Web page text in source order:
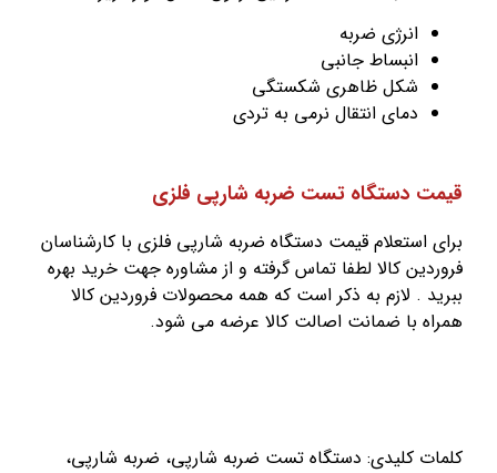
انرژی ضربه
انبساط جانبی
شکل ظاهری شکستگی
دمای انتقال نرمی به تردی
دستگاه تست ضربه شارپی فلزی
قیمت دستگاه ضربه شارپی فلزی با کارشناسان
کالا لطفا تماس گرفته و از مشاوره جهت خرید بهره
. لازم به ذکر است که همه محصولات فروردین کالا
با ضمانت اصالت کالا عرضه می شود.
کليدی: دستگاه تست ضربه شارپی، ضربه شارپی،